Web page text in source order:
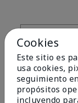
Cookies
Este sitio es
usa cookies,
seguimiento
propósitos
incluyendo